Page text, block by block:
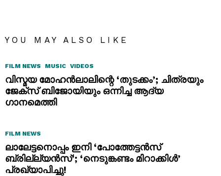
YOU MAY ALSO LIKE
FILM NEWS MUSIC VIDEOS
വിസ്മയ മോഹൻലാലിന്റെ ‘തുടക്കം’; ചിത്രയും
ജേക്സ് ബിജോയിയും ഒന്നിച്ച ആദ്യ
ഗാനമെത്തി
FILM NEWS
ലാലേട്ടനൊപ്പം ഇനി ‘പോത്തേട്ടൻസ്
ബ്രില്ല്യൻസ്’; ‘നെടുങ്കണ്ടം മിറാക്കിൾ’
പ്രഖ്യാപിച്ചു!